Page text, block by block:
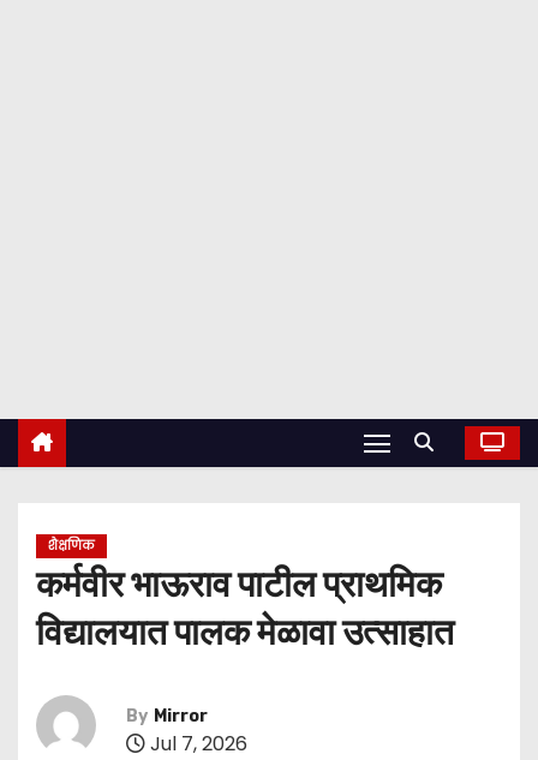
शैक्षणिक
कर्मवीर भाऊराव पाटील प्राथमिक
विद्यालयात पालक मेळावा उत्साहात
By Mirror
Jul 7, 2026